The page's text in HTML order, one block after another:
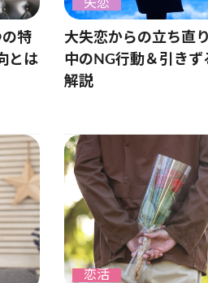
の特
とは
失恋
大失恋からの立ち直
中のNG行動＆引きず
解説
恋活